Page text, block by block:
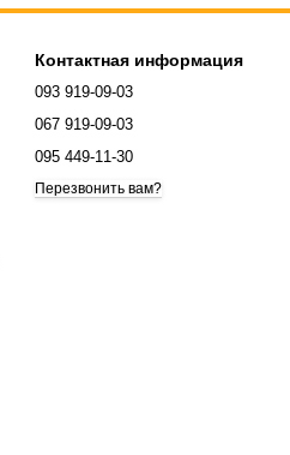
Контактная информация
093 919-09-03
067 919-09-03
095 449-11-30
Перезвонить вам?